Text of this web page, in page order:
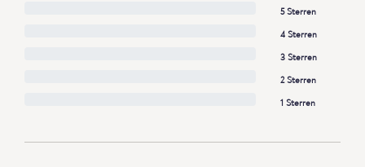
5 Sterren
4 Sterren
3 Sterren
2 Sterren
1 Sterren